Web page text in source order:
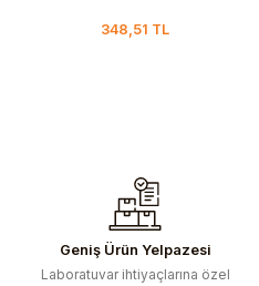
348,51 TL
Geniş Ürün Yelpazesi
Laboratuvar ihtiyaçlarına özel